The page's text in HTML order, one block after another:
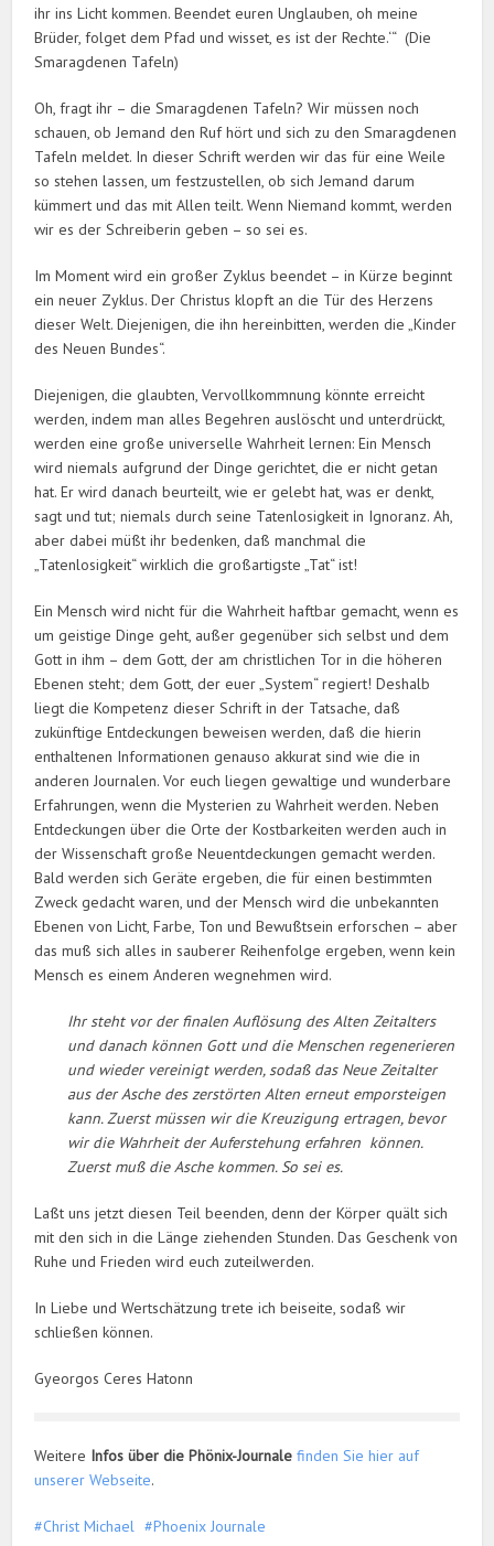
ihr ins Licht kommen. Beendet euren Unglauben, oh meine
Brüder, folget dem Pfad und wisset, es ist der Rechte.‘“ (Die
Smaragdenen Tafeln)
Oh, fragt ihr – die Smaragdenen Tafeln? Wir müssen noch
schauen, ob Jemand den Ruf hört und sich zu den Smaragdenen
Tafeln meldet. In dieser Schrift werden wir das für eine Weile
so stehen lassen, um festzustellen, ob sich Jemand darum
kümmert und das mit Allen teilt. Wenn Niemand kommt, werden
wir es der Schreiberin geben – so sei es.
Im Moment wird ein großer Zyklus beendet – in Kürze beginnt
ein neuer Zyklus. Der Christus klopft an die Tür des Herzens
dieser Welt. Diejenigen, die ihn hereinbitten, werden die „Kinder
des Neuen Bundes“.
Diejenigen, die glaubten, Vervollkommnung könnte erreicht
werden, indem man alles Begehren auslöscht und unterdrückt,
werden eine große universelle Wahrheit lernen: Ein Mensch
wird niemals aufgrund der Dinge gerichtet, die er nicht getan
hat. Er wird danach beurteilt, wie er gelebt hat, was er denkt,
sagt und tut; niemals durch seine Tatenlosigkeit in Ignoranz. Ah,
aber dabei müßt ihr bedenken, daß manchmal die
„Tatenlosigkeit“ wirklich die großartigste „Tat“ ist!
Ein Mensch wird nicht für die Wahrheit haftbar gemacht, wenn es
um geistige Dinge geht, außer gegenüber sich selbst und dem
Gott in ihm – dem Gott, der am christlichen Tor in die höheren
Ebenen steht; dem Gott, der euer „System“ regiert! Deshalb
liegt die Kompetenz dieser Schrift in der Tatsache, daß
zukünftige Entdeckungen beweisen werden, daß die hierin
enthaltenen Informationen genauso akkurat sind wie die in
anderen Journalen. Vor euch liegen gewaltige und wunderbare
Erfahrungen, wenn die Mysterien zu Wahrheit werden. Neben
Entdeckungen über die Orte der Kostbarkeiten werden auch in
der Wissenschaft große Neuentdeckungen gemacht werden.
Bald werden sich Geräte ergeben, die für einen bestimmten
Zweck gedacht waren, und der Mensch wird die unbekannten
Ebenen von Licht, Farbe, Ton und Bewußtsein erforschen – aber
das muß sich alles in sauberer Reihenfolge ergeben, wenn kein
Mensch es einem Anderen wegnehmen wird.
Ihr steht vor der finalen Auflösung des Alten Zeitalters
und danach können Gott und die Menschen regenerieren
und wieder vereinigt werden, sodaß das Neue Zeitalter
aus der Asche des zerstörten Alten erneut emporsteigen
kann. Zuerst müssen wir die Kreuzigung ertragen, bevor
wir die Wahrheit der Auferstehung erfahren können.
Zuerst muß die Asche kommen. So sei es.
Laßt uns jetzt diesen Teil beenden, denn der Körper quält sich
mit den sich in die Länge ziehenden Stunden. Das Geschenk von
Ruhe und Frieden wird euch zuteilwerden.
In Liebe und Wertschätzung trete ich beiseite, sodaß wir
schließen können.
Gyeorgos Ceres Hatonn
Weitere Infos über die Phönix-Journale finden Sie hier auf
unserer Webseite.
Christ Michael Phoenix Journale